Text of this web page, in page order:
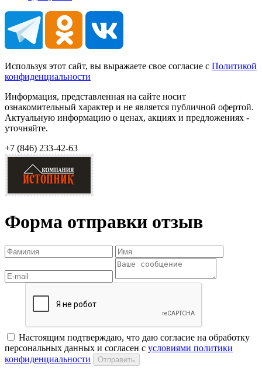
Используя этот сайт, вы выражаете свое согласие с Политикой
конфиденциальности
Информация, представленная на сайте носит
ознакомительный характер и не является публичной офертой.
Актуальную информацию о ценах, акциях и предложениях -
уточняйте.
+7 (846) 233-42-63
Форма отправки отзыв
Настоящим подтверждаю, что даю согласие на обработку
персональных данных и согласен с условиями политики
конфиденциальности
Отправить